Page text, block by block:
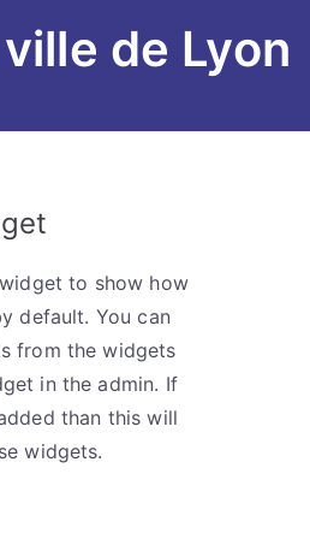
de Lyon
to show how
default. You can
from the widgets
in the admin. If
than this will
widgets.